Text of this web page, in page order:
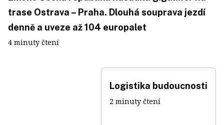
trase Ostrava – Praha. Dlouhá souprava jezdí
denně a uveze až 104 europalet
4 minuty čtení
Logistika budoucnosti
2 minuty čtení